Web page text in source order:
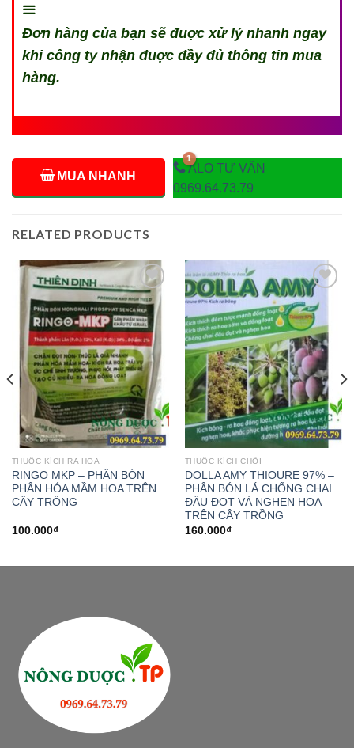
Đơn hàng của bạn sẽ đuợc xử lý nhanh ngay
khi công ty nhận đuợc đầy đủ thông tin mua
hàng.
MUA NHANH
ALO TƯ VẤN
0969.64.73.79
RELATED PRODUCTS
Add to
wishlist
THUỐC KÍCH RA HOA
RINGO MKP – PHÂN BÓN
PHÂN HÓA MẦM HOA TRÊN
CÂY TRỒNG
100.000₫
Add to
wishlist
THUỐC KÍCH CHỒI
DOLLA AMY THIOURE 97% –
PHÂN BÓN LÁ CHỐNG CHAI
ĐẦU ĐỌT VÀ NGHẸN HOA
TRÊN CÂY TRỒNG
160.000₫